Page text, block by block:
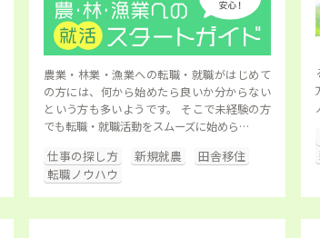
農業・林業・漁業への転職・就職がはじめて
の方には、何から始めたら良いか分からない
という方も多いようです。 そこで未経験の方
でも転職・就職活動をスムーズに始めら…
仕事の探し方 新規就農
田舎移住
転職ノウハウ